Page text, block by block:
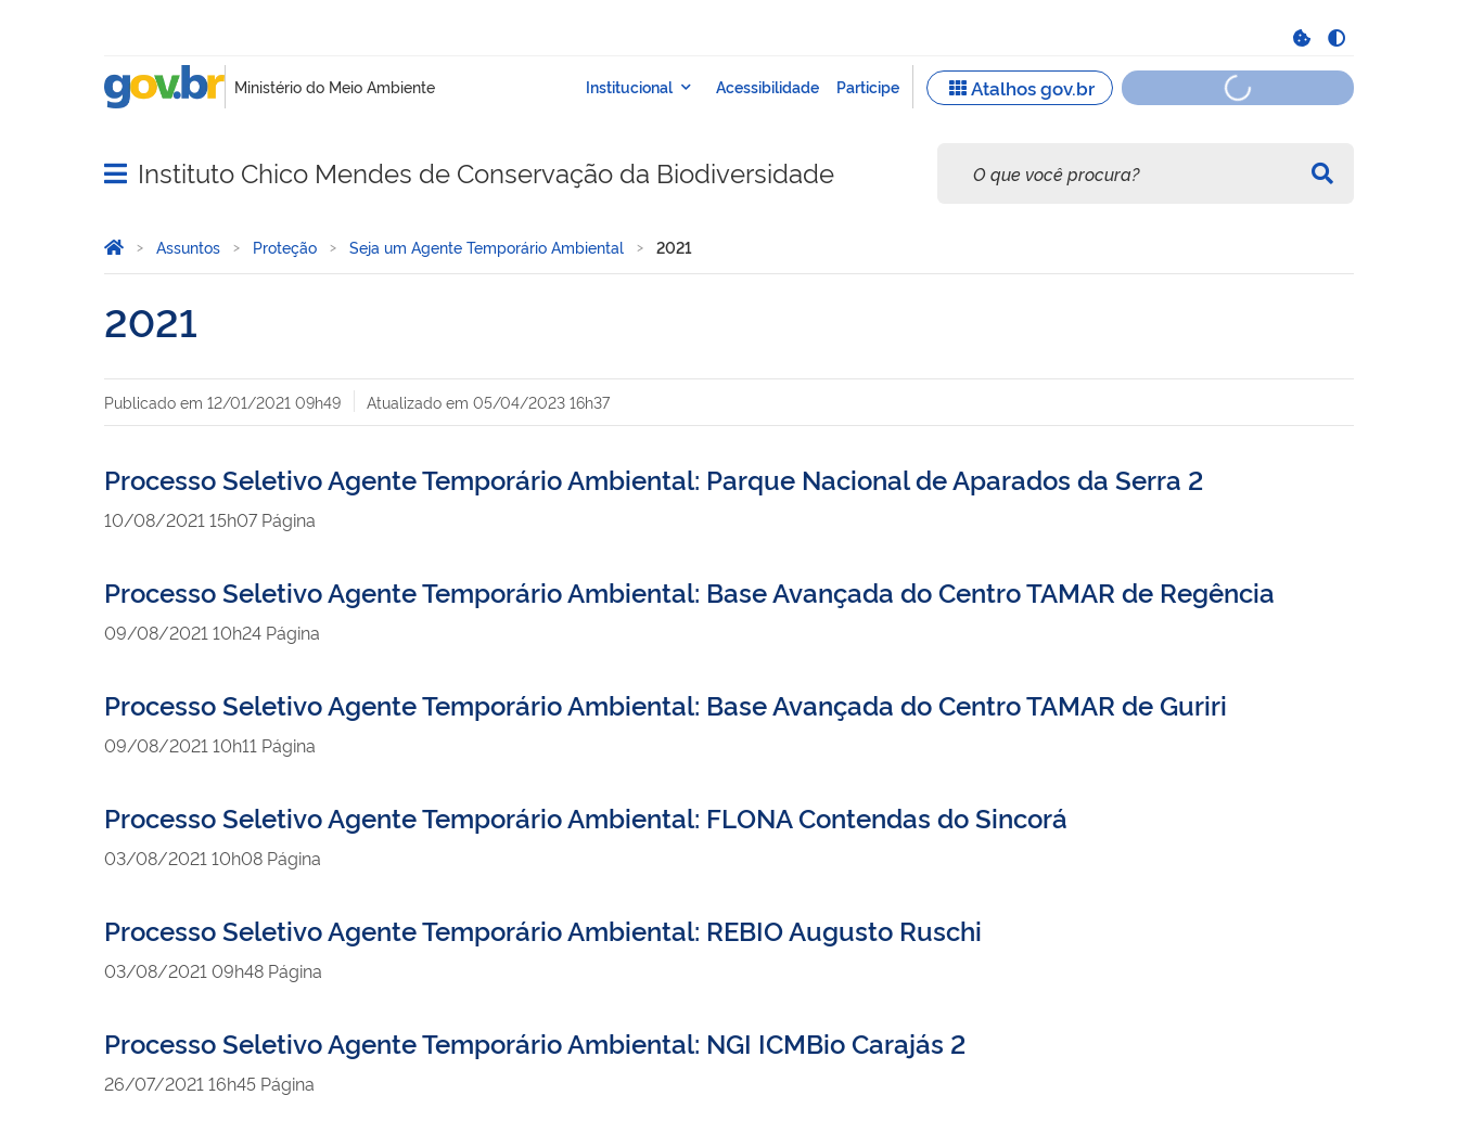
Abrir menu principal de navegação
Instituto Chico Mendes de Conservação da Biodiversidade
Você está aqui:
Página Inicial
Assuntos Proteção Seja um Agente Temporário Ambiental 2021
2021
Publicado em 12/01/2021 09h49 Atualizado em 05/04/2023 16h37
Processo Seletivo Agente Temporário Ambiental: Parque Nacional de Aparados da Serra 2
publicado
10/08/2021 15h07 Página
Processo Seletivo Agente Temporário Ambiental: Base Avançada do Centro TAMAR de Regência
publicado
09/08/2021 10h24 Página
Processo Seletivo Agente Temporário Ambiental: Base Avançada do Centro TAMAR de Guriri
publicado
09/08/2021 10h11 Página
Processo Seletivo Agente Temporário Ambiental: FLONA Contendas do Sincorá
publicado
03/08/2021 10h08 Página
Processo Seletivo Agente Temporário Ambiental: REBIO Augusto Ruschi
publicado
03/08/2021 09h48 Página
Processo Seletivo Agente Temporário Ambiental: NGI ICMBio Carajás 2
publicado
26/07/2021 16h45 Página